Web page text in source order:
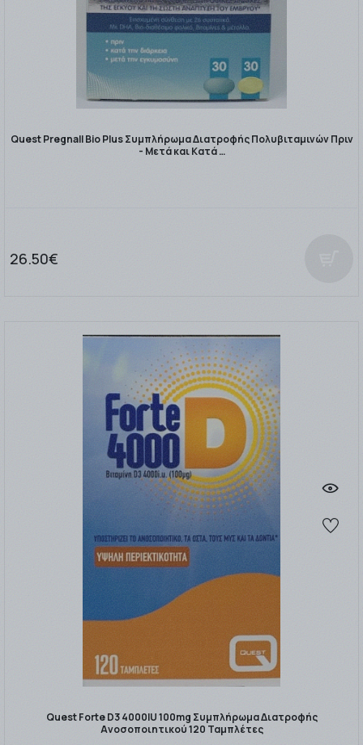
Quest Pregnall Bio Plus Συμπλήρωμα Διατροφής Πολυβιταμινών Πριν
- Μετά και Κατά …
26.50€
Quest Forte D3 4000IU 100mg Συμπλήρωμα Διατροφής
Ανοσοποιητικού 120 Ταμπλέτες